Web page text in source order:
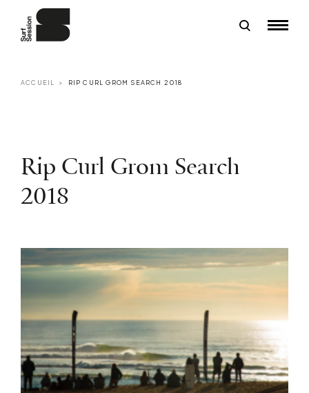
ACCUEIL RIP CURL GROM SEARCH 2018
Rip Curl Grom Search
2018